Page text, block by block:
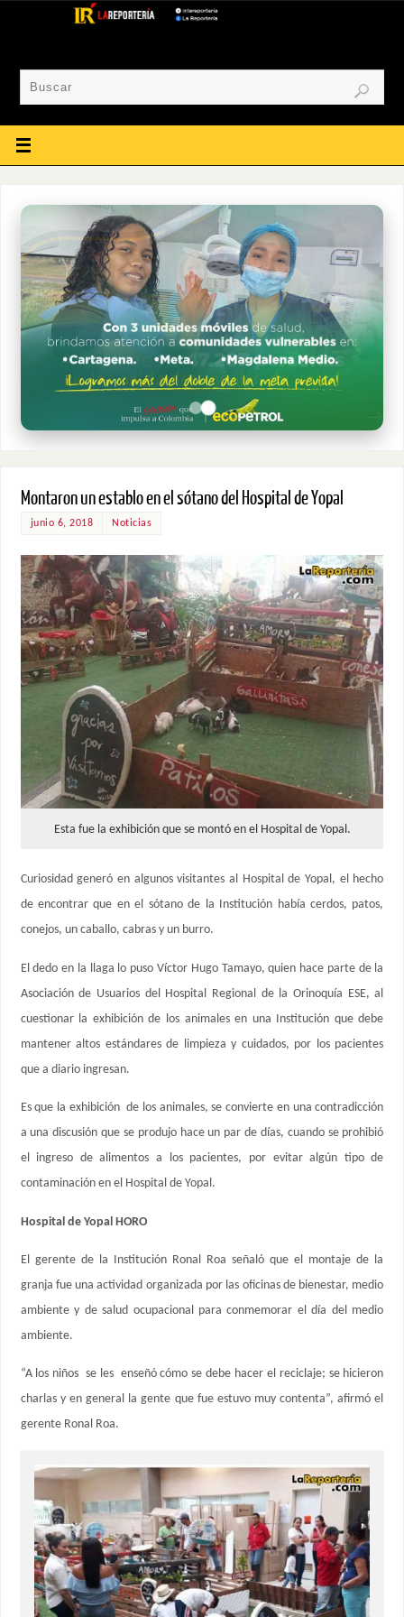
Montaron un establo en el sótano del Hospital de Yopal
junio 6, 2018 Noticias
Esta fue la exhibición que se montó en el Hospital de Yopal.
Curiosidad generó en algunos visitantes al Hospital de Yopal, el hecho
de encontrar que en el sótano de la Institución había cerdos, patos,
conejos, un caballo, cabras y un burro.
El dedo en la llaga lo puso Víctor Hugo Tamayo, quien hace parte de la
Asociación de Usuarios del Hospital Regional de la Orinoquía ESE, al
cuestionar la exhibición de los animales en una Institución que debe
mantener altos estándares de limpieza y cuidados, por los pacientes
que a diario ingresan.
Es que la exhibición de los animales, se convierte en una contradicción
a una discusión que se produjo hace un par de días, cuando se prohibió
el ingreso de alimentos a los pacientes, por evitar algún tipo de
contaminación en el Hospital de Yopal.
Hospital de Yopal HORO
El gerente de la Institución Ronal Roa señaló que el montaje de la
granja fue una actividad organizada por las oficinas de bienestar, medio
ambiente y de salud ocupacional para conmemorar el día del medio
ambiente.
“A los niños se les enseñó cómo se debe hacer el reciclaje; se hicieron
charlas y en general la gente que fue estuvo muy contenta”, afirmó el
gerente Ronal Roa.